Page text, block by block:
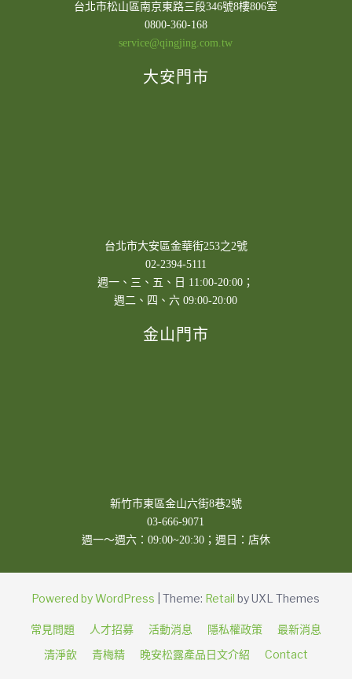
台北市松山區南京東路三段346號8樓806室
0800-360-168
service@qingjing.com.tw
大安門市
台北市大安區金華街253之2號
02-2394-5111
週一、三、五、日 11:00-20:00；
週二、四、六 09:00-20:00
金山門市
新竹市東區金山六街8巷2號
03-666-9071
週一～週六：09:00~20:30；週日：店休
Powered by WordPress |Theme: Retail by UXL Themes
常見問題 人才招募 活動消息 隱私權政策
最新消息
清淨飲
青梅精 晚安松露產品日文介紹 Contact